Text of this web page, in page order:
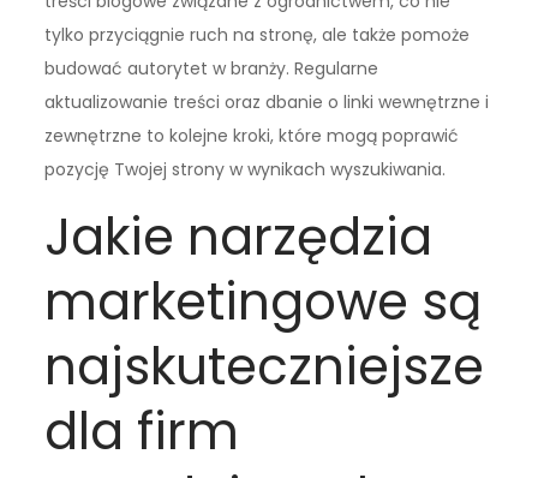
tylko przyciągnie ruch na stronę, ale także pomoże
budować autorytet w branży. Regularne
aktualizowanie treści oraz dbanie o linki wewnętrzne i
zewnętrzne to kolejne kroki, które mogą poprawić
pozycję Twojej strony w wynikach wyszukiwania.
Jakie narzędzia
marketingowe są
najskuteczniejsze
dla firm